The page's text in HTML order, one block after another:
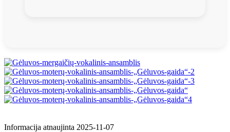
Informacija atnaujinta 2025-11-07